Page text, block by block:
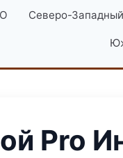
Северо-
Pro